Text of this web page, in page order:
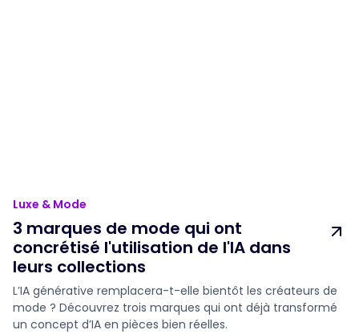
Luxe & Mode
3 marques de mode qui ont
concrétisé l'utilisation de l'IA dans
leurs collections
L’IA générative remplacera-t-elle bientôt les créateurs de
mode ? Découvrez trois marques qui ont déjà transformé
un concept d’IA en pièces bien réelles.